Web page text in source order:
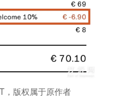
，版权属于原作者